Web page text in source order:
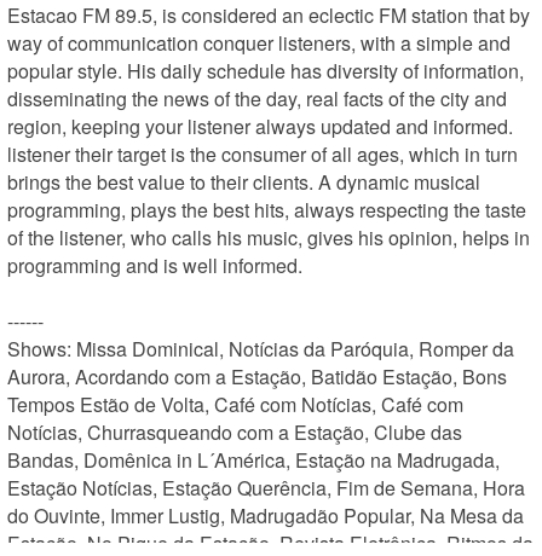
Estacao FM 89.5, is considered an eclectic FM station that by
way of communication conquer listeners, with a simple and
popular style. His daily schedule has diversity of information,
disseminating the news of the day, real facts of the city and
region, keeping your listener always updated and informed.
listener their target is the consumer of all ages, which in turn
brings the best value to their clients. A dynamic musical
programming, plays the best hits, always respecting the taste
of the listener, who calls his music, gives his opinion, helps in
programming and is well informed.
------
Shows: Missa Dominical, Notícias da Paróquia, Romper da
Aurora, Acordando com a Estação, Batidão Estação, Bons
Tempos Estão de Volta, Café com Notícias, Café com
Notícias, Churrasqueando com a Estação, Clube das
Bandas, Domênica in L´América, Estação na Madrugada,
Estação Notícias, Estação Querência, Fim de Semana, Hora
do Ouvinte, Immer Lustig, Madrugadão Popular, Na Mesa da
Estação, No Pique da Estação, Revista Eletrônica, Ritmos da